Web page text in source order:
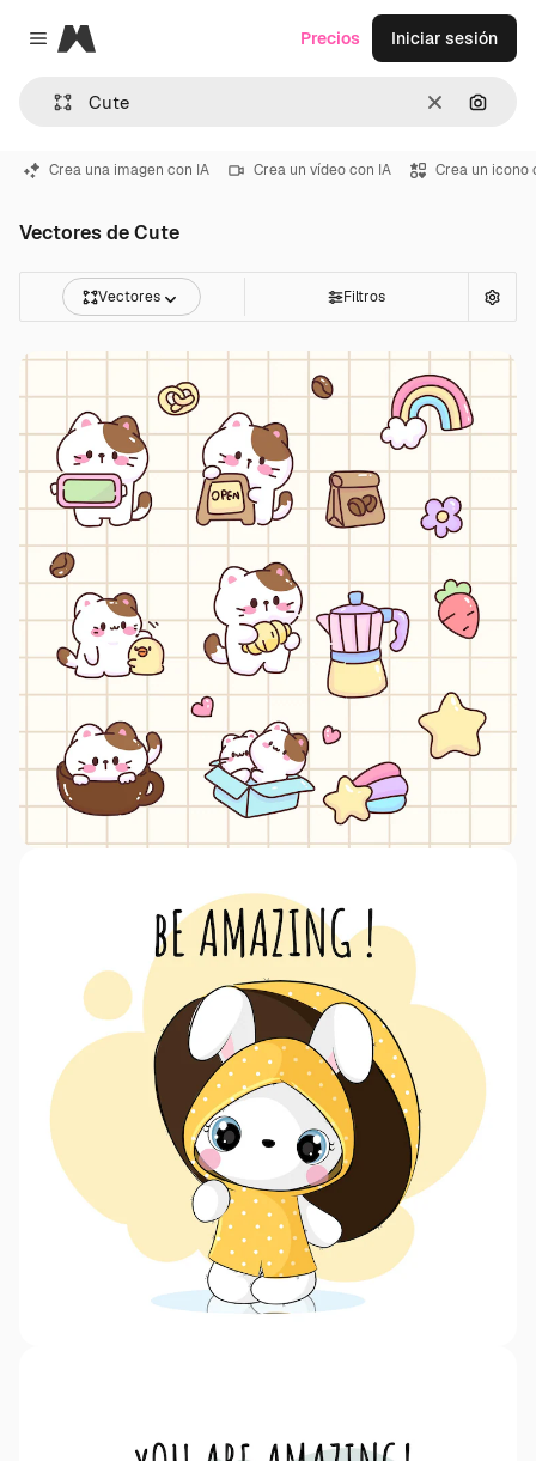
Close menu
Magnific
Borrar
Precios Iniciar sesión
Crea una imagen con IA Crea un vídeo con IA Crea un icono
Vectores de Cute
Vectores Filtros